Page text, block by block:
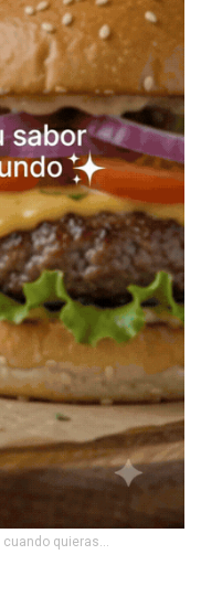
quieras...